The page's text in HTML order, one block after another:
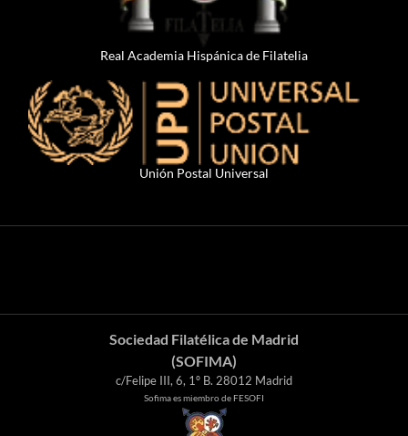
Real Academia Hispánica de Filatelia
Unión Postal Universal
Sociedad Filatélica de Madrid
(SOFIMA)
c/Felipe III, 6, 1º B. 28012 Madrid
Sofima es miembro de FESOFI